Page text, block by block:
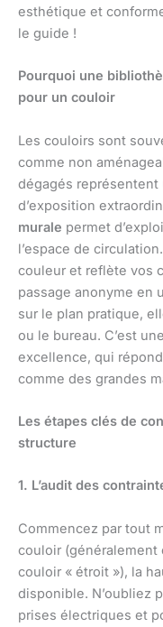
esthétique et
le guide !
Pourquoi une
pour un couloir
Les couloirs sont
comme non
dégagés
d’exposition
murale permet
l’espace de
couleur et reflète vos
passage anonyme en
sur le plan pratique,
ou le bureau. C’est
excellence, qui
comme des grandes
Les étapes clés de
structure
1. L’audit des
Commencez par tout
couloir (généralement
couloir « étroit »), la
disponible. N’oubliez
prises électriques et